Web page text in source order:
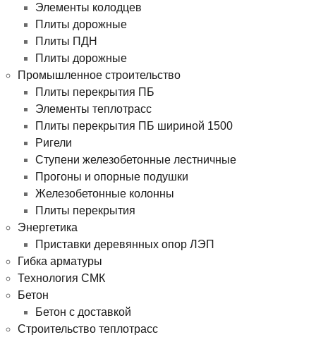
Элементы колодцев
Плиты дорожные
Плиты ПДН
Плиты дорожные
Промышленное строительство
Плиты перекрытия ПБ
Элементы теплотрасс
Плиты перекрытия ПБ шириной 1500
Ригели
Ступени железобетонные лестничные
Прогоны и опорные подушки
Железобетонные колонны
Плиты перекрытия
Энергетика
Приставки деревянных опор ЛЭП
Гибка арматуры
Технология СМК
Бетон
Бетон с доставкой
Строительство теплотрасс